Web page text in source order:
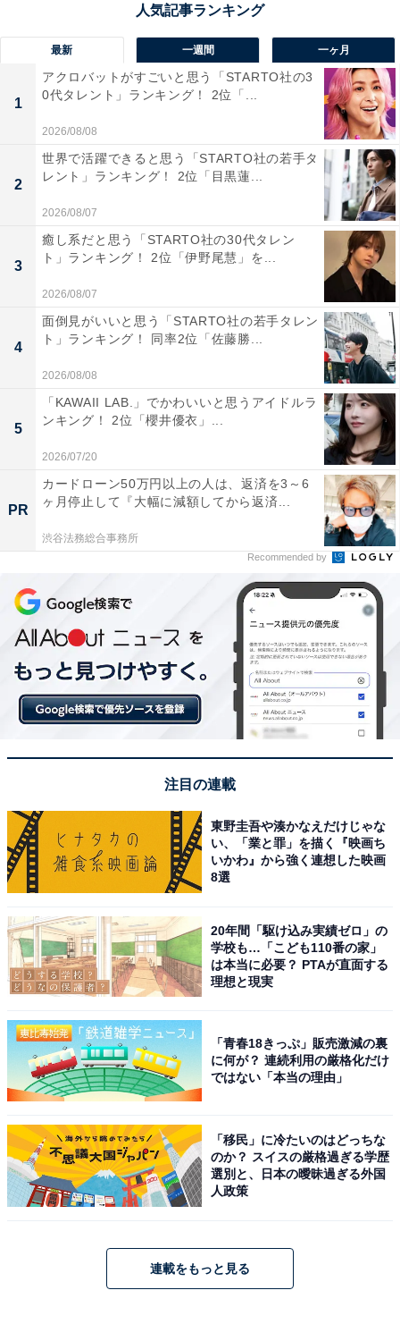
1位：白ひげの滝／60票
美瑛町・白金温泉近くにある「白ひげの滝」は、岩の隙
間から湧き出す地下水がまるで雪どけのひげのように白
く輝く珍しい「潜流瀑（せんりゅうばく）」。美瑛川の
澄んだブルーとの対比が圧巻で、青い池と同じく「美し
い北海道の象徴」として人気です。冷たい空気と水の香
りが漂う落ち着いた場所で、夏の暑さから解放されま
す。青い流れを背に写真を撮れば、その幻想的な雰囲気
に心が癒されること間違いありません。観光の途中に立
ち寄れば、自然の静けさを存分に味わえるオアシスで
回答者からは「水が滝つぼに流れ落ちるとコバルトブル
ーに変わると聞いて、とても魅力的に感じたから」（20
代女性／千葉県）、「地下水が崖の間から直接流れ出す
珍しいタイプの滝だから」（50代女性／富山県）、「美
しい青い水が滝壺に流れ込む様子が印象的で、夏の青空
とのコントラストも楽しめるためです。周囲に自然が豊
かで、涼しさを感じながら散策できるのも魅力です。観
光地としてもアクセスが良く、写真映えするスポットで
あることから、夏に訪れたいと思いました」（30代女性
／秋田県）といった声が集まりました。
※回答者からのコメントは原文ママです
この記事の筆者：坂上 恵
All About ニュース編集部の編集者。SNSトレンドやSEO
ライティングに強みがあり、旅行・カルチャー・エンタ
メを中心に企画編集を担当。東京都出身。居酒屋巡りと
スポーツ観戦が趣味。
次ページ 12位までのランキング結果を見る
こちらもおすすめ
青森県で「夏に行きたい滝」ランキング！ 2位
最新 一週間 一ヶ月
1
アクロバットがすごいと思う「STARTO社の3
0代タレント」ランキング！ 2位「...
2026/08/08
2
世界で活躍できると思う「STARTO社の若手タ
レント」ランキング！ 2位「目黒蓮...
2026/08/07
3
癒し系だと思う「STARTO社の30代タレン
ト」ランキング！ 2位「伊野尾慧」を...
2026/08/07
4
面倒見がいいと思う「STARTO社の若手タレン
ト」ランキング！ 同率2位「佐藤勝...
2026/08/08
5
「KAWAII LAB.」でかわいいと思うアイドルラ
ンキング！ 2位「櫻井優衣」...
2026/07/20
PR
カードローン50万円以上の人は、返済を3～6
ヶ月停止して『大幅に減額してから返済...
渋谷法務総合事務所
Recommended by
注目の連載
東野圭吾や湊かなえだけじゃな
い、「業と罪」を描く『映画ち
いかわ』から強く連想した映画
8選
20年間「駆け込み実績ゼロ」の
学校も…「こども110番の家」
は本当に必要？ PTAが直面する
理想と現実
「青春18きっぷ」販売激減の裏
に何が？ 連続利用の厳格化だけ
ではない「本当の理由」
「移民」に冷たいのはどっちな
のか？ スイスの厳格過ぎる学歴
選別と、日本の曖昧過ぎる外国
人政策
連載をもっと見る